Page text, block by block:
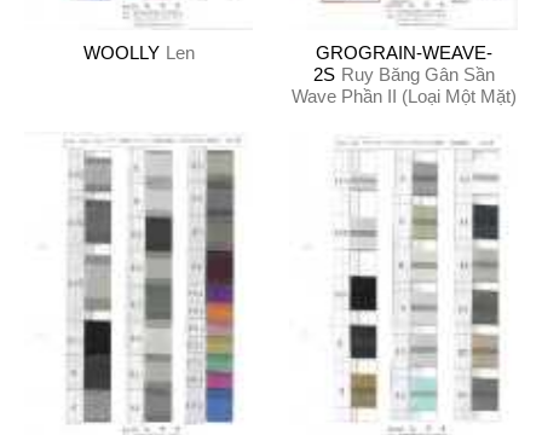
WOOLLY Len
GROGRAIN-WEAVE-
2S Ruy Băng Gân Sần
Wave Phần II (Loại Một Mặt)